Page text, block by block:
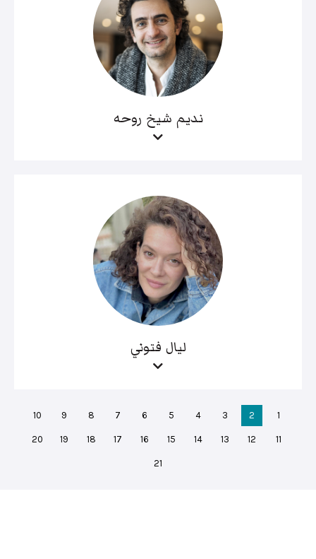
نديم شيخ روحه
ليال فتوني
1
2
3
4
5
6
7
8
9
10
11
12
13
14
15
16
17
18
19
20
21